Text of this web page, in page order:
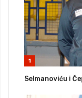
1
Selmanoviću i